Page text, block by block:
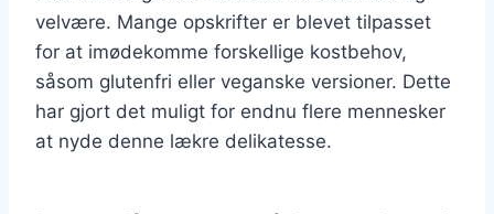
velvære. Mange opskrifter er blevet tilpasset
for at imødekomme forskellige kostbehov,
såsom glutenfri eller veganske versioner. Dette
har gjort det muligt for endnu flere mennesker
at nyde denne lækre delikatesse.